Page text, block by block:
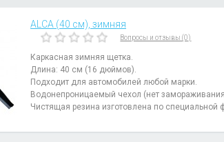
ALCA (40 см), зимняя
Вопросы и отзывы (0)
Каркасная зимняя щетка.
Длина: 40 см (16 дюймов).
Подходит для автомобилей любой марки.
Водонепроницаемый чехол (нет
Чистящая резина изготовлена по специальной